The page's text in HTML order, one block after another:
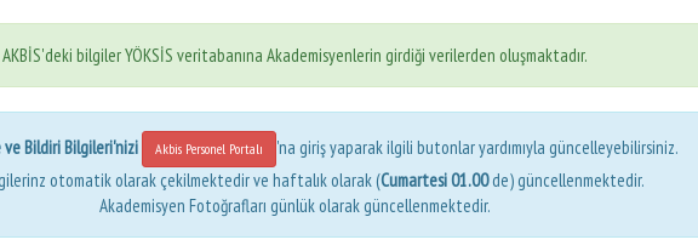
AKBİS'deki bilgiler YÖKSİS veritabanına Akademisyenlerin girdiği verilerden oluşmaktadır.
Bildiri Bilgileri'nizi Akbis Personel Portalı
'na giriş yaparak ilgili butonlar yardımıyla güncelleyebilirsiniz.
otomatik olarak çekilmektedir ve haftalık olarak (Cumartesi 01.00de) güncellenmektedir.
Akademisyen Fotoğrafları günlük olarak güncellenmektedir.